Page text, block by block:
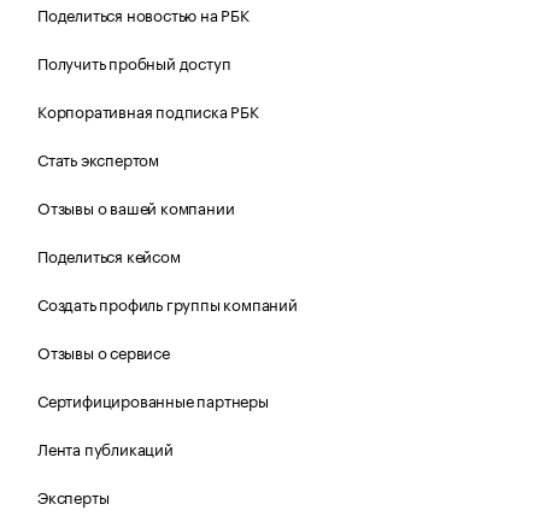
Поделиться новостью на РБК
Получить пробный доступ
Корпоративная подписка РБК
Стать экспертом
Отзывы о вашей компании
Поделиться кейсом
Создать профиль группы компаний
Отзывы о сервисе
Сертифицированные партнеры
Лента публикаций
Эксперты